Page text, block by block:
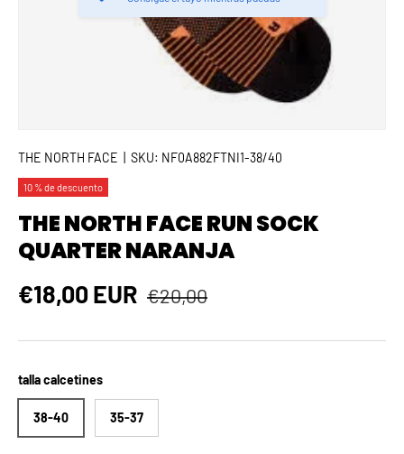
THE NORTH FACE SKU: NF0A882FTNI1-38/40
10 % de descuento
THE NORTH FACE RUN SOCK
QUARTER NARANJA
Precio de venta
€18,00 EUR Precio normal
€20,00
talla calcetines
38-40 35-37